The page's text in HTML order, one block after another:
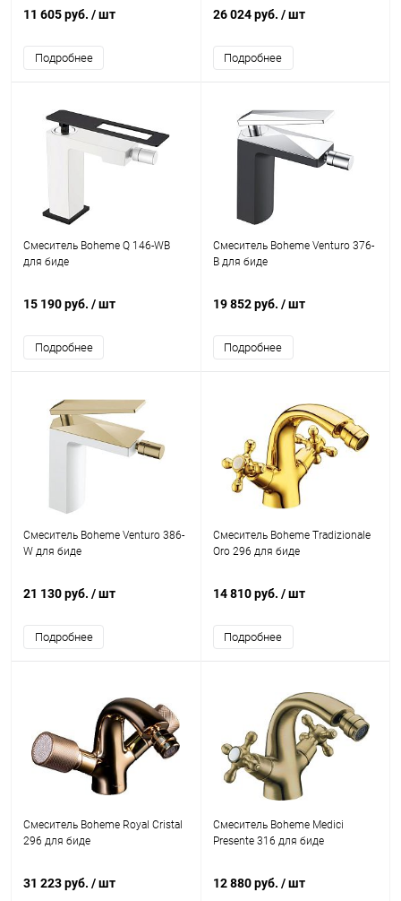
11 605 руб. / шт
Подробнее
26 024 руб. / шт
Подробнее
Смеситель Boheme Q 146-WB
для биде
15 190 руб. / шт
Подробнее
Смеситель Boheme Venturo 376-
B для биде
19 852 руб. / шт
Подробнее
Смеситель Boheme Venturo 386-
W для биде
21 130 руб. / шт
Подробнее
Смеситель Boheme Tradizionale
Oro 296 для биде
14 810 руб. / шт
Подробнее
Смеситель Boheme Royal Cristal
296 для биде
31 223 руб. / шт
Смеситель Boheme Medici
Presente 316 для биде
12 880 руб. / шт